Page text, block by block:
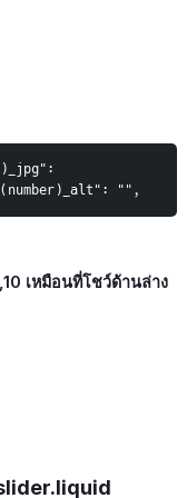
"",
เหมือนที่โชว์ด้านล่าง